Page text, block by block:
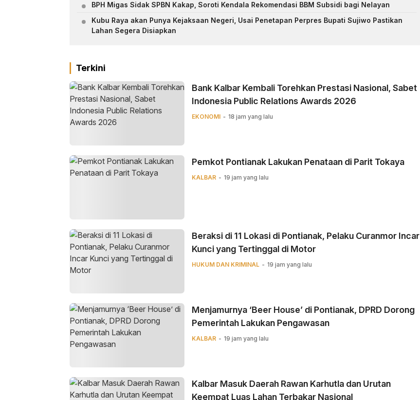
BPH Migas Sidak SPBN Kakap, Soroti Kendala Rekomendasi BBM Subsidi bagi Nelayan
Kubu Raya akan Punya Kejaksaan Negeri, Usai Penetapan Perpres Bupati Sujiwo Pastikan
Lahan Segera Disiapkan
Terkini
Bank Kalbar Kembali Torehkan Prestasi Nasional, Sabet
Indonesia Public Relations Awards 2026
EKONOMI 18 jam yang lalu
Pemkot Pontianak Lakukan Penataan di Parit Tokaya
KALBAR 19 jam yang lalu
Beraksi di 11 Lokasi di Pontianak, Pelaku Curanmor Incar
Kunci yang Tertinggal di Motor
HUKUM DAN KRIMINAL 19 jam yang lalu
Menjamurnya ‘Beer House’ di Pontianak, DPRD Dorong
Pemerintah Lakukan Pengawasan
KALBAR 19 jam yang lalu
Kalbar Masuk Daerah Rawan Karhutla dan Urutan
Keempat Luas Lahan Terbakar Nasional